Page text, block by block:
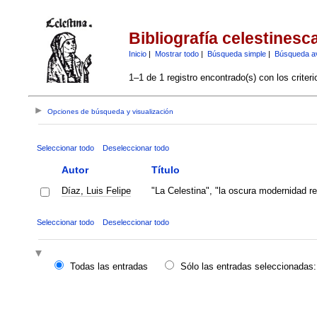
Bibliografía
Inicio| Mostrar todo| Búsqueda simple| Búsqueda
1–1 de 1 registro encontrado(s) con los
Opciones de búsqueda y visualización
Seleccionar todo Deseleccionar todo
Autor Título
Díaz, Luis Felipe "La Celestina", "la oscura modernidad
Seleccionar todo Deseleccionar todo
Todas las entradas Sólo las entradas seleccionadas: